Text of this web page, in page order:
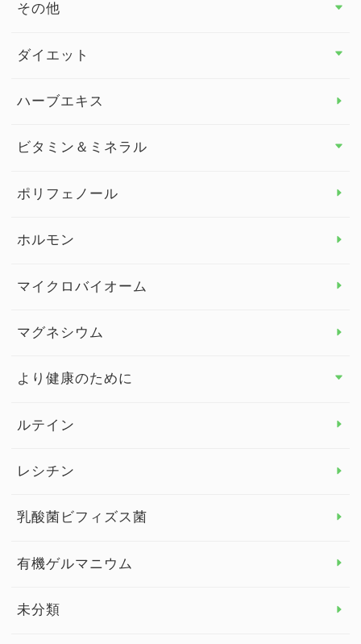
その他
その他 トップ
健康セミナー
ダイエット
ダイエット トップ
ハーブエキス
ビタミン＆ミネラル
ビタミン＆ミネラル トップ
ビタミンE
ポリフェノール
ホルモン
マイクロバイオーム
マグネシウム
より健康のために
より健康のために トップ
眼の健康
睡眠
ルテイン
レシチン
乳酸菌ビフィズス菌
有機ゲルマニウム
未分類